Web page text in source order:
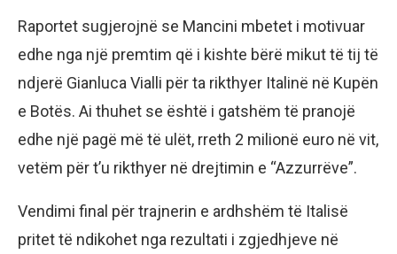
Raportet sugjerojnë se Mancini mbetet i motivuar
edhe nga një premtim që i kishte bërë mikut të tij të
ndjerë Gianluca Vialli për ta rikthyer Italinë në Kupën
e Botës. Ai thuhet se është i gatshëm të pranojë
edhe një pagë më të ulët, rreth 2 milionë euro në vit,
vetëm për t’u rikthyer në drejtimin e “Azzurrëve”.
Vendimi final për trajnerin e ardhshëm të Italisë
pritet të ndikohet nga rezultati i zgjedhjeve në